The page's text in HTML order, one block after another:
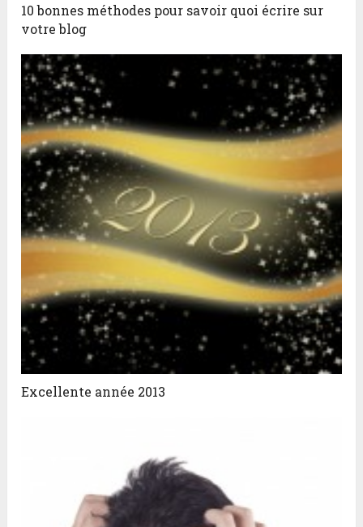
10 bonnes méthodes pour savoir quoi écrire sur
votre blog
Excellente année 2013